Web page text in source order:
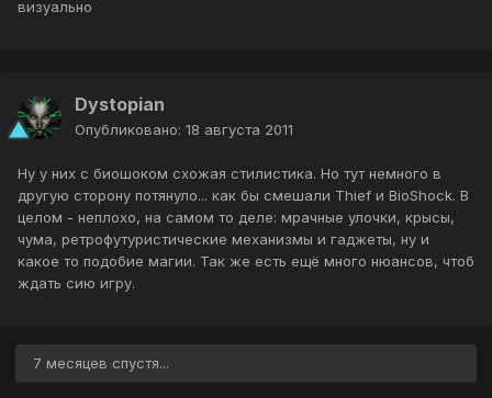
визуально
Dystopian
Опубликовано: 18 августа 2011
Ну у них с биошоком схожая стилистика. Но тут немного в
другую сторону потянуло... как бы смешали Thief и BioShock. В
целом - неплохо, на самом то деле: мрачные улочки, крысы,
чума, ретрофутуристические механизмы и гаджеты, ну и
какое то подобие магии. Так же есть ещё много нюансов, чтоб
ждать сию игру.
7 месяцев спустя...